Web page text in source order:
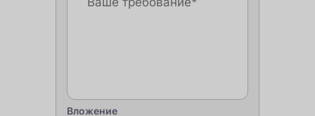
Вложение